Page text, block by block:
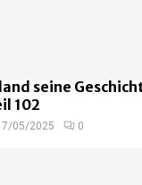
seine
102
05/2025 0